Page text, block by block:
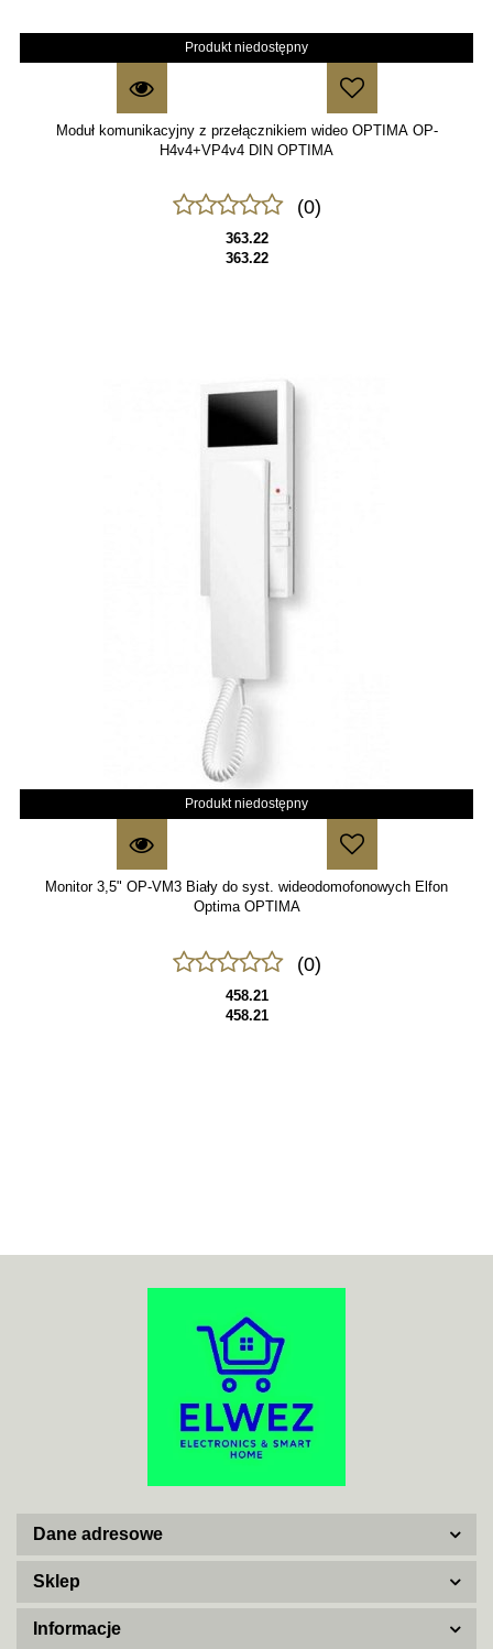
Produkt niedostępny
Moduł komunikacyjny z przełącznikiem wideo OPTIMA OP-
H4v4+VP4v4 DIN OPTIMA
(0)
363.22
363.22
Produkt niedostępny
Monitor 3,5" OP-VM3 Biały do syst. wideodomofonowych Elfon
Optima OPTIMA
(0)
458.21
458.21
ACO
ADATA
Dane adresowe
Sklep
Informacje